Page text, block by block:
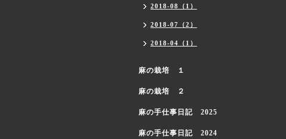
2018-08（1）
2018-07（2）
2018-04（1）
麻の栽培 １
麻の栽培 ２
麻の手仕事日記 2025
麻の手仕事日記 2024